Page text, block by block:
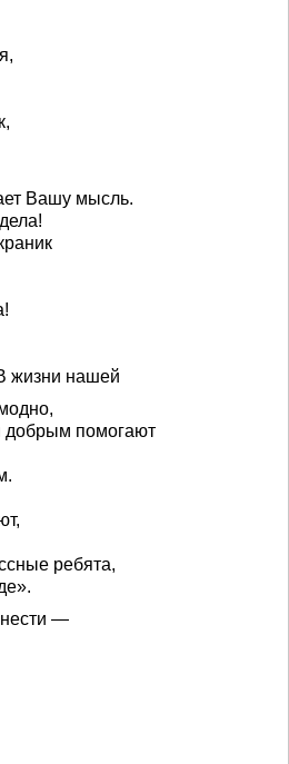
Вашу мысль.
жизни нашей
добрым помогают
ребята,
—